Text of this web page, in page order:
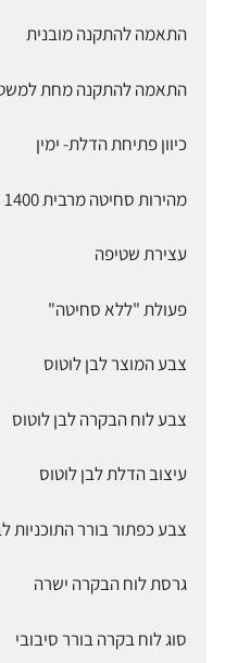
התאמה להתקנה מובנית
התאמה להתקנה מחת
כיוון פתיחת הדלת- ימין
מהירות סחיטה מרבית 1400 סל"ד
עצירת שטיפה
פעולת "ללא סחיטה"
צבע המוצר לבן לוטוס
צבע לוח הבקרה לבן לוטוס
עיצוב הדלת לבן לוטוס
צבע כפתור בורר התוכניות
גרסת לוח הבקרה ישרה
סוג לוח בקרה בורר סיבובי